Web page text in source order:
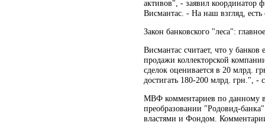
активов", - заявил координатор
Висмантас. - На наш взгляд,
Закон банковского "леса":
Висмантас считает, что у
продажи коллекторской
сделок оценивается в 20 млрд.
достигать 180-200 млрд. грн.", -
МВФ комментариев по данному
преобразовании "Родовид-
властями и Фондом.